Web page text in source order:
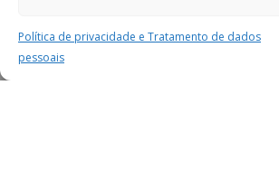
Política de privacidade e Tratamento de dados
pessoais